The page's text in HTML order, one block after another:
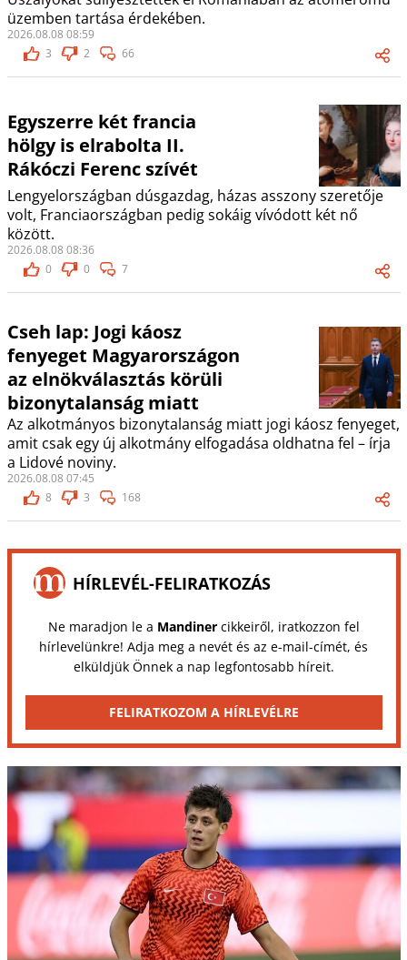
üzemben tartása érdekében.
2026.08.08 08:59
3
2 66
Egyszerre két francia
hölgy is elrabolta II.
Rákóczi Ferenc szívét
Lengyelországban dúsgazdag, házas asszony szeretője
volt, Franciaországban pedig sokáig vívódott két nő
között.
2026.08.08 08:36
0
0 7
Cseh lap: Jogi káosz
fenyeget Magyarországon
az elnökválasztás körüli
bizonytalanság miatt
Az alkotmányos bizonytalanság miatt jogi káosz fenyeget,
amit csak egy új alkotmány elfogadása oldhatna fel – írja
a Lidové noviny.
2026.08.08 07:45
8
3 168
HÍRLEVÉL-FELIRATKOZÁS
Ne maradjon le a Mandinercikkeiről, iratkozzon fel
hírlevelünkre! Adja meg a nevét és az e-mail-címét, és
elküldjük Önnek a nap legfontosabb híreit.
FELIRATKOZOM A HÍRLEVÉLRE